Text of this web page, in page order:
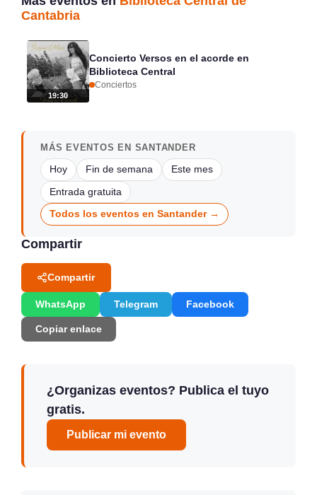
Cantabria
19:30
Concierto Versos en el acorde en
Biblioteca Central
Conciertos
MÁS EVENTOS EN SANTANDER
Hoy Fin de semana Este mes
Entrada gratuita
Todos los eventos en Santander →
Compartir
Compartir
WhatsApp Telegram Facebook
Copiar enlace
¿Organizas eventos? Publica el tuyo
gratis.
Publicar mi evento